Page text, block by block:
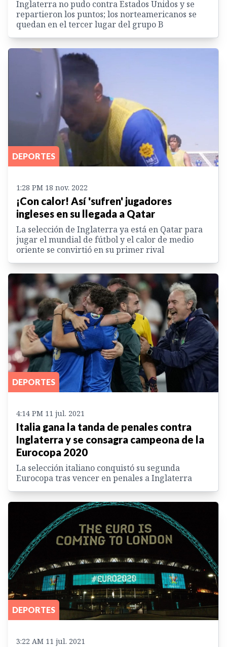
Inglaterra no pudo contra Estados Unidos y se
repartieron los puntos; los norteamericanos se
quedan en el tercer lugar del grupo B
DEPORTES
1:28 PM 18 nov. 2022
¡Con calor! Así 'sufren' jugadores
ingleses en su llegada a Qatar
La selección de Inglaterra ya está en Qatar para
jugar el mundial de fútbol y el calor de medio
oriente se convirtió en su primer rival
DEPORTES
4:14 PM 11 jul. 2021
Italia gana la tanda de penales contra
Inglaterra y se consagra campeona de la
Eurocopa 2020
La selección italiano conquistó su segunda
Eurocopa tras vencer en penales a Inglaterra
DEPORTES
3:22 AM 11 jul. 2021